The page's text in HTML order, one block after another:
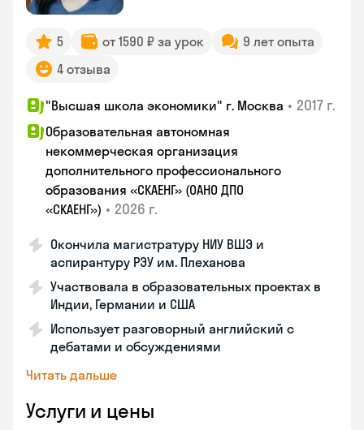
5 от 1590 ₽ за урок
9 лет опыта
4 отзыва
"Высшая школа экономики" г. Москва • 2017 г.
Образовательная автономная
некоммерческая организация
дополнительного профессионального
образования «СКАЕНГ» (ОАНО ДПО
«СКАЕНГ») • 2026 г.
Окончила магистратуру НИУ ВШЭ и
аспирантуру РЭУ им. Плеханова
Участвовала в образовательных проектах в
Индии, Германии и США
Использует разговорный английский с
дебатами и обсуждениями
Читать дальше
Услуги и цены